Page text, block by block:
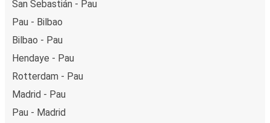
San Sebastián - Pau
Pau - Bilbao
Bilbao - Pau
Hendaye - Pau
Rotterdam - Pau
Madrid - Pau
Pau - Madrid